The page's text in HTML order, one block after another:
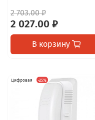
2 703.00 ₽
2 027.00 ₽
В корзину
Цифровая -25%